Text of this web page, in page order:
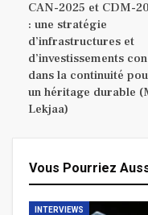
CAN-2025 et CDM-
: une stratégie
d’infrastructures et
d’investissements
dans la continuité
un héritage durable
Lekjaa)
Vous Pourriez
INTERVIEWS